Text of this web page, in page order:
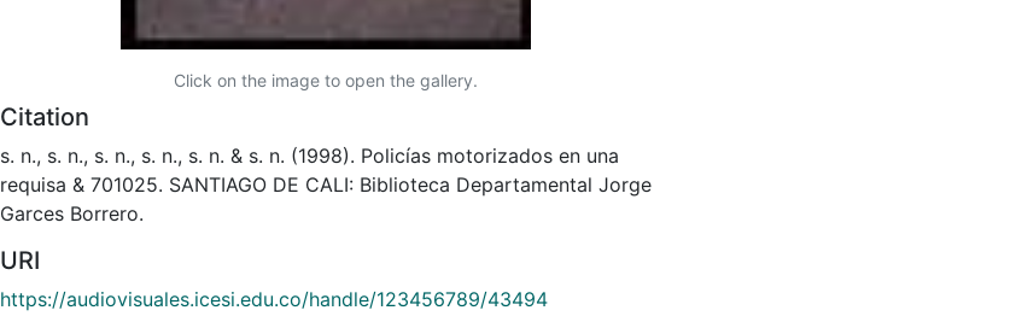
Click on the image to open the gallery.
Citation
s. n., s. n., s. n., s. n., s. n. & s. n. (1998). Policías motorizados en una
requisa & 701025. SANTIAGO DE CALI: Biblioteca Departamental Jorge
Garces Borrero.
URI
https://audiovisuales.icesi.edu.co/handle/123456789/43494